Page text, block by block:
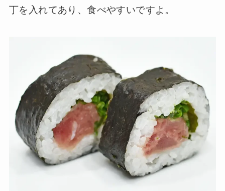
丁を入れてあり、食べやすいですよ。